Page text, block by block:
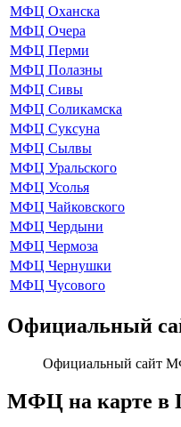
МФЦ Оханска
МФЦ Очера
МФЦ Перми
МФЦ Полазны
МФЦ Сивы
МФЦ Соликамска
МФЦ Суксуна
МФЦ Сылвы
МФЦ Уральского
МФЦ Усолья
МФЦ Чайковского
МФЦ Чердыни
МФЦ Чермоза
МФЦ Чернушки
МФЦ Чусового
Официальный
Официальный сайт
МФЦ на карте в